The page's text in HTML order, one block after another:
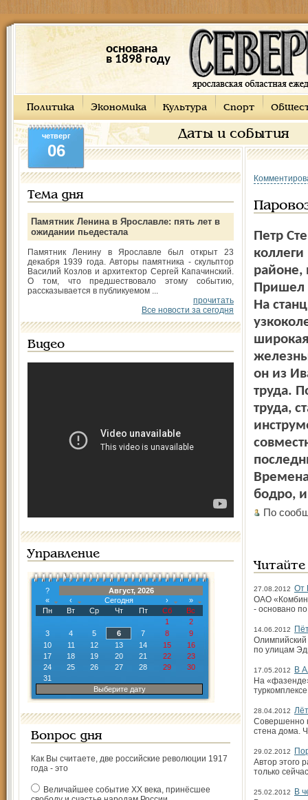
основана
в 1898 году
Политика Экономика Культура Спорт
Даты и события
четверг
06
Тема дня
Памятник Ленина в Ярославле: пять лет в
ожидании пьедестала
Памятник Ленину в Ярославле был открыт 23
декабря 1939 года. Авторы памятника - скульптор
Василий Козлов и архитектор Сергей Капачинский.
О том, что предшествовало этому событию,
рассказывается в публикуемом ...
прочитать
Все новости за сегодня
Видео
Управление
?
Август, 2026
«
‹ Сегодня ›
»
Пн
Вт Ср Чт Пт Сб
Вс
1
2
3
4 5 6 7 8
9
10
11 12 13 14 15
16
17
18 19 20 21 22
23
24
25 26 27 28 29
30
31
Выберите дату
Вопрос дня
Как Вы считаете, две российские революции 1917
года - это
Величайшее событие ХХ века, принёсшее
Петр
районе,
Пришел
На
он из
труда.
труда,
бодро,
По
27.08.2012 От
ОАО
- основано
14.06.2012
Олимпийский
по улицам
17.05.2012
В
На
28.04.2012
Совершенно
стена дома.
29.02.2012
Автор этого
только
25.02.2012
В